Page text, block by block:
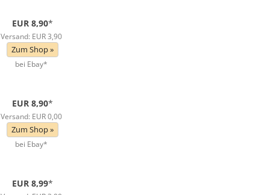
EUR 8,90*
Versand: EUR 3,90
Zum Shop »
bei Ebay*
EUR 8,90*
Versand: EUR 0,00
Zum Shop »
bei Ebay*
EUR 8,99*